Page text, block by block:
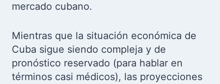
mercado cubano.
Mientras que la situación económica de
Cuba sigue siendo compleja y de
pronóstico reservado (para hablar en
términos casi médicos), las proyecciones